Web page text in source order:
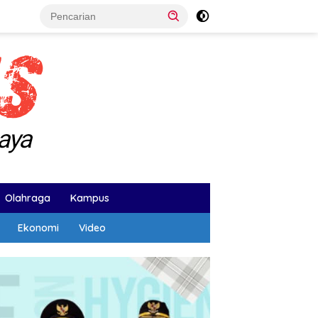
Olahraga Kampus
Ekonomi Video